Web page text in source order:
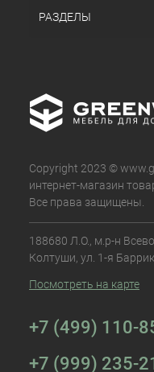
РАЗДЕЛЫ
Copyright 2023 ©
интернет-магазин
Все права защищены.
188680 Л.О., м.р-н
Колтуши, ул. 1-я
Посмотреть на карте
+7 (499) 110-
+7 (999) 235-